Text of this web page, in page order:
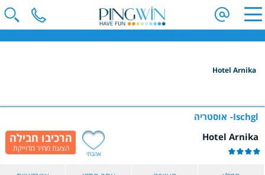
הקלידו שם מדינה ובחרו יעד
בחרו תאריך
כמות נוסעים
Hotel Arnika
Ischgl
Hotel Arnika
אוסטריה
אהבתי